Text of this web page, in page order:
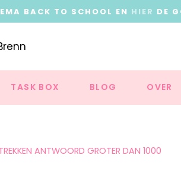
BACK TO SCHOOL EN HIER DE
TASK BOX BLOG OVER
ANTWOORD GROTER DAN 1000